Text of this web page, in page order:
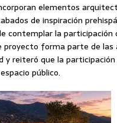
elementos
de inspiración
contemplar la
forma parte de las
y reiteró que la
público.